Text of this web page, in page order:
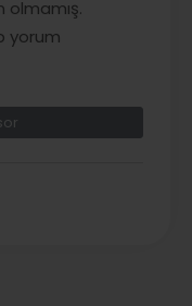
olmamış.
yorum